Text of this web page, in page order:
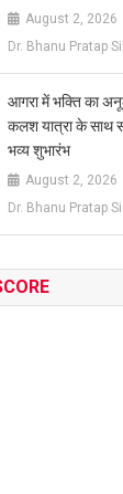
August 2, 2026
Dr. Bhanu Pratap
आगरा में भक्ति का
कलश यात्रा के साथ
भव्य शुभारंभ
August 2, 2026
Dr. Bhanu Pratap